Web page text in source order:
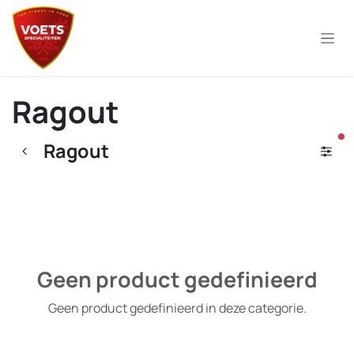
Overslaan naar inhoud
Ragout
Ragout
Geen product gedefinieerd
Geen product gedefinieerd in deze categorie.